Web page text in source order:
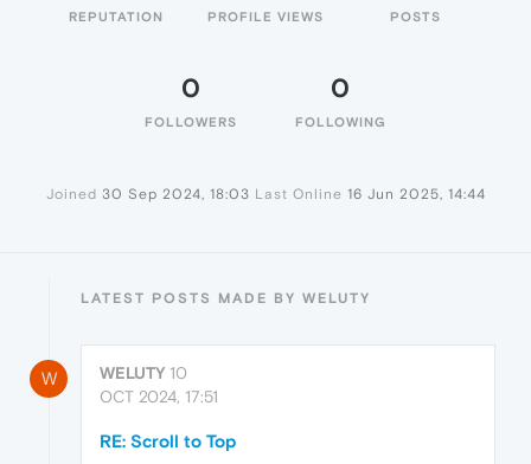
REPUTATION PROFILE VIEWS POSTS
0
FOLLOWERS
0
FOLLOWING
Joined 30 Sep 2024, 18:03 Last Online 16 Jun 2025, 14:44
LATEST POSTS MADE BY WELUTY
W WELUTY 10
OCT 2024, 17:51
RE: Scroll to Top